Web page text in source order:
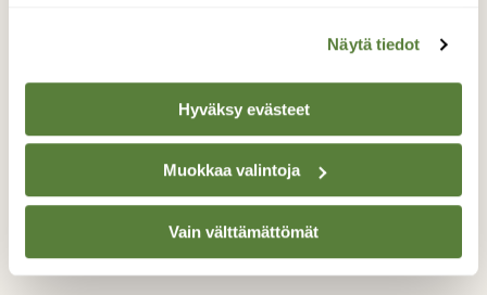
Näytä tiedot
Hyväksy evästeet
Muokkaa valintoja
Vain välttämättömät